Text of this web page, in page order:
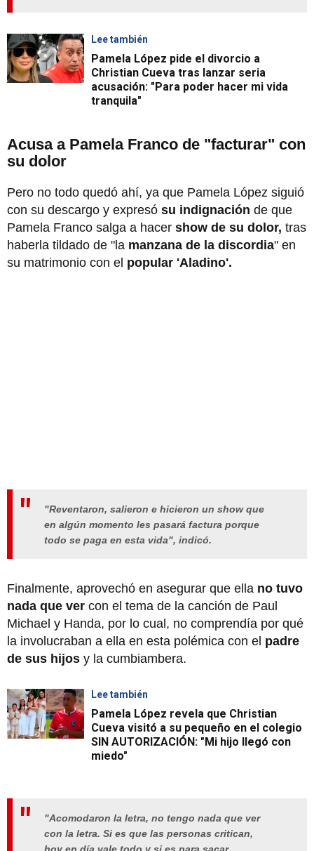
Lee también
Pamela López pide el divorcio a
Christian Cueva tras lanzar seria
acusación: "Para poder hacer mi vida
tranquila"
Acusa a Pamela Franco de "facturar" con
su dolor
Pero no todo quedó ahí, ya que Pamela López siguió
con su descargo y expresó su indignación de que
Pamela Franco salga a hacer show de su dolor, tras
haberla tildado de "la manzana de la discordia" en
su matrimonio con el popular 'Aladino'.
"Reventaron, salieron e hicieron un show que
en algún momento les pasará factura porque
todo se paga en esta vida", indicó.
Finalmente, aprovechó en asegurar que ella no tuvo
nada que ver con el tema de la canción de Paul
Michael y Handa, por lo cual, no comprendía por qué
la involucraban a ella en esta polémica con el padre
de sus hijos y la cumbiambera.
Lee también
Pamela López revela que Christian
Cueva visitó a su pequeño en el colegio
SIN AUTORIZACIÓN: "Mi hijo llegó con
miedo"
"Acomodaron la letra, no tengo nada que ver
con la letra. Si es que las personas critican,